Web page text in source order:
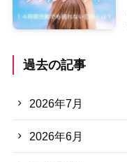
過去の記事
2026年7月
2026年6月